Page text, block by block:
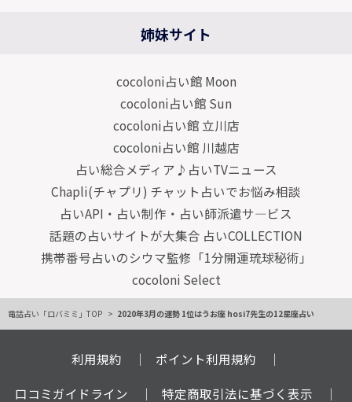
姉妹サイト
cocoloni占い館 Moon
cocoloni占い館 Sun
cocoloni占い館 立川店
cocoloni占い館 川越店
占い総合メディア♪占いTVニュース
Chapli(チャプリ) チャット占いでお悩み相談
占いAPI・占い制作・占い師派遣サ―ビス
話題の占いサイトが大集合 占いCOLLECTION
携帯番号占いのシウマ監修「1分開運琉球秘術」
cocoloni Select
電話占い「ロバミミ」TOP 2020年3月の運勢 1位はうお座 hosi7先生の12星座占い
利用規約
ポイント利用規約
口コミガイドライン
特定商取引法に基づく表示